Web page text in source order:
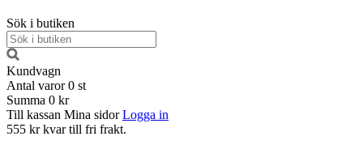
Sök i butiken
Kundvagn
Antal varor 0 st
Summa 0 kr
Till kassan Mina sidor Logga in
555 kr kvar till fri frakt.